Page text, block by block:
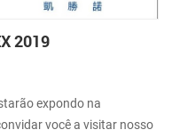
2019
expondo na
você a visitar nosso